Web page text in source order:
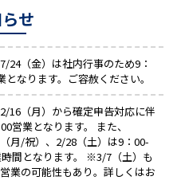
せ
24（金）は社内行事のため9：
なります。ご容赦ください。
16（月）から確定申告対応に伴
営業となります。 また、
月/祝）、2/28（土）は9：00-
間となります。 ※3/7（土）も
業の可能性もあり。詳しくはお